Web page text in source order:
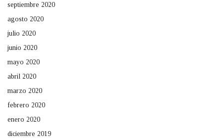
septiembre 2020
agosto 2020
julio 2020
junio 2020
mayo 2020
abril 2020
marzo 2020
febrero 2020
enero 2020
diciembre 2019